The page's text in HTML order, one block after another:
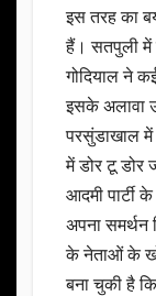
इस तरह का
हैं। सतपुली में
गोदियाल ने
इसके अलावा
परसुंडाखाल
में डोर टू डोर
आदमी पार्टी
अपना समर्थन
के नेताओं के
बना चुकी है